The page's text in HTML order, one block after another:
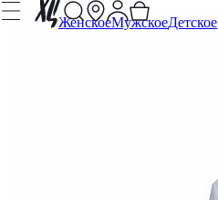
ЖенскоеМужскоеДетское